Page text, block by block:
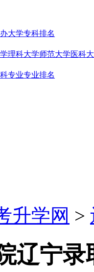
大学专科排名
理科大学师范大学医科
专业专业排名
升学网 >
辽宁